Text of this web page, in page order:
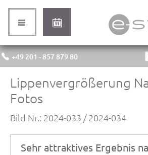
+49 201 - 857 879 80
Lippenvergrößerung
Fotos
Bild Nr.: 2024-033 / 2024-034
Sehr attraktives Ergebnis